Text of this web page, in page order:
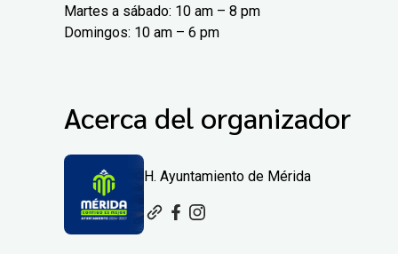
Martes a sábado: 10 am – 8 pm
Domingos: 10 am – 6 pm
Acerca del organizador
H. Ayuntamiento de Mérida